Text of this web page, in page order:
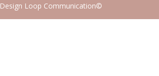
Design Loop Communication©